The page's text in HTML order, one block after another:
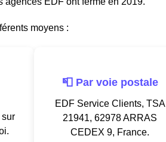
moyens :
sur
📮 Par voie postale
EDF Service Clients, TSA
21941, 62978 ARRAS
CEDEX 9, France.